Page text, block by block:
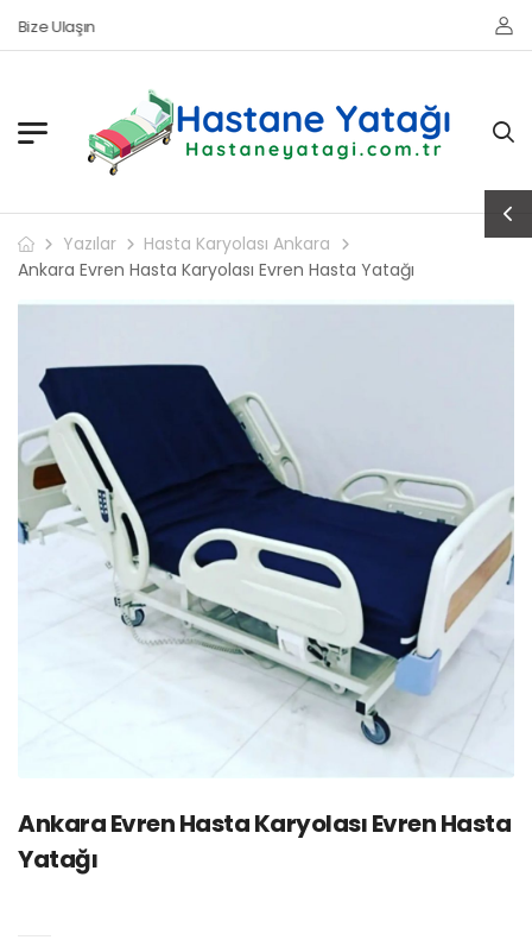
Bize Ulaşın
Yazılar
Hasta Karyolası Ankara
Ankara Evren Hasta Karyolası Evren Hasta Yatağı
Ankara Evren Hasta Karyolası Evren Hasta
Yatağı